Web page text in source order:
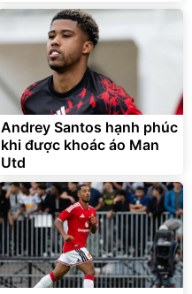
Andrey Santos hạnh phúc
khi được khoác áo Man
Utd